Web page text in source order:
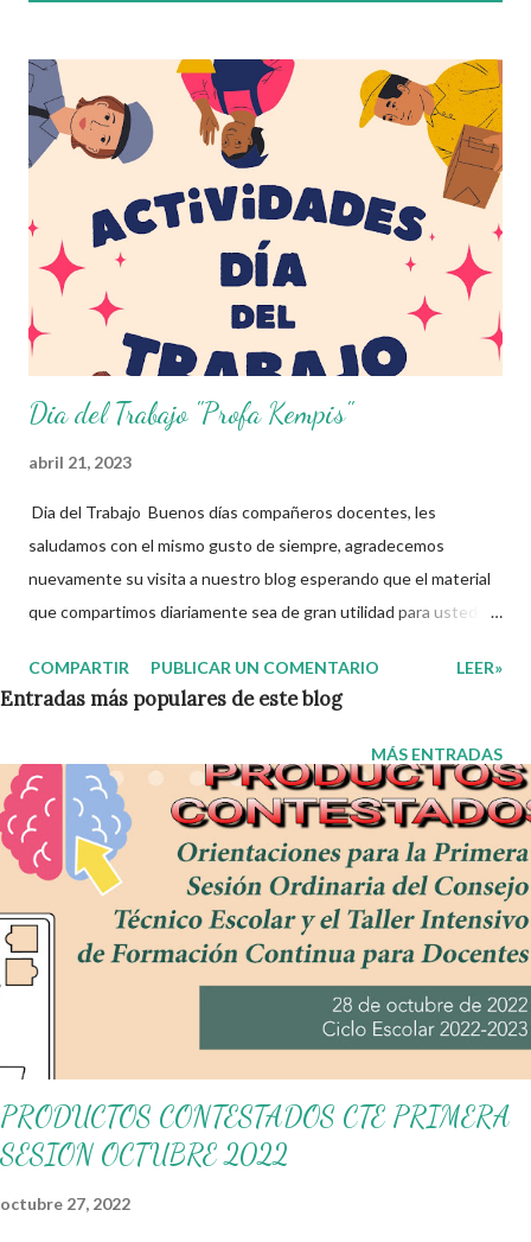
Dia del Trabajo "Profa Kempis"
abril 21, 2023
Dia del Trabajo Buenos días compañeros docentes, les
saludamos con el mismo gusto de siempre, agradecemos
nuevamente su visita a nuestro blog esperando que el material
que compartimos diariamente sea de gran utilidad para ustedes.
objetivo de refrendar la importancia de las actividades que
realizan los empleados, que diariamente se esfuerzan por
realizarlo y aportan a su empresa o su jefe recursos que le
permiten crecer económica, así como territorialmente. El día de
hoy les compartimos material interactivo en alusión al Día del
Trabajo donde los alumnos responderán diferentes actividades
en base a los videos que ahí encuentran, entre otras actividades
más. También agradecemos a los creadores de los diferentes
materiales que hacen que todo esto sea posible, recordándoles
que nosotros solo los compartimos con fines educativos,
didácticos e informativos. ☺️ Obtén documento completo aquí
COMPARTIR PUBLICAR UN COMENTARIO LEER»
MÁS ENTRADAS
Entradas más populares de este blog
PRODUCTOS CONTESTADOS CTE PRIMERA
SESION OCTUBRE 2022
octubre 27, 2022